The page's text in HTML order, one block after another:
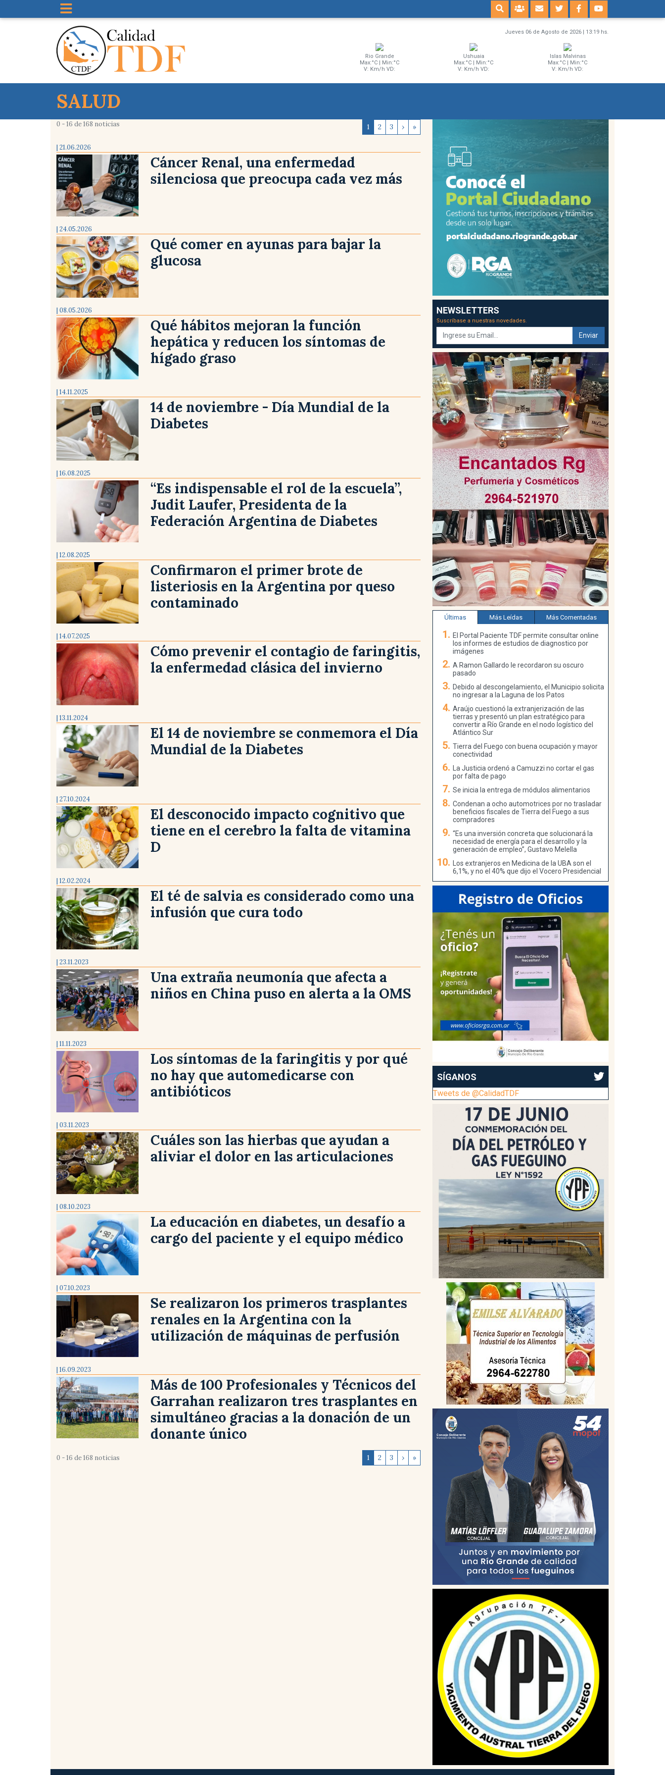
Jueves 06 de Agosto de 2026 | 13:19 hs.
Rio Grande
Max:°C | Min:°C
V: Km/h VD:
Ushuaia
Max:°C | Min:°C
V: Km/h VD:
Islas Malvinas
Max:°C | Min:°C
V: Km/h VD:
SALUD
0 - 16 de 168 noticias 1 2 3 › »
| 21.06.2026
Cáncer Renal, una enfermedad
silenciosa que preocupa cada vez más
| 24.05.2026
Qué comer en ayunas para bajar la
glucosa
| 08.05.2026
Qué hábitos mejoran la función
hepática y reducen los síntomas de
hígado graso
| 14.11.2025
14 de noviembre - Día Mundial de la
Diabetes
| 16.08.2025
“Es indispensable el rol de la escuela”,
Judit Laufer, Presidenta de la
Federación Argentina de Diabetes
| 12.08.2025
Confirmaron el primer brote de
listeriosis en la Argentina por queso
contaminado
| 14.07.2025
Cómo prevenir el contagio de faringitis,
la enfermedad clásica del invierno
| 13.11.2024
El 14 de noviembre se conmemora el Día
Mundial de la Diabetes
| 27.10.2024
El desconocido impacto cognitivo que
tiene en el cerebro la falta de vitamina
D
| 12.02.2024
El té de salvia es considerado como una
infusión que cura todo
| 23.11.2023
Una extraña neumonía que afecta a
niños en China puso en alerta a la OMS
| 11.11.2023
Los síntomas de la faringitis y por qué
no hay que automedicarse con
antibióticos
| 03.11.2023
Cuáles son las hierbas que ayudan a
aliviar el dolor en las articulaciones
| 08.10.2023
La educación en diabetes, un desafío a
cargo del paciente y el equipo médico
| 07.10.2023
Se realizaron los primeros trasplantes
renales en la Argentina con la
utilización de máquinas de perfusión
| 16.09.2023
Más de 100 Profesionales y Técnicos del
Garrahan realizaron tres trasplantes en
simultáneo gracias a la donación de un
donante único
0 - 16 de 168 noticias 1 2 3 › »
NEWSLETTERS
Suscríbase a nuestras novedades.
Enviar
Últimas Más Leídas Más Comentadas
El Portal Paciente TDF permite consultar online
los informes de estudios de diagnostico por
imágenes
A Ramon Gallardo le recordaron su oscuro
pasado
Debido al descongelamiento, el Municipio solicita
no ingresar a la Laguna de los Patos
Araújo cuestionó la extranjerización de las
tierras y presentó un plan estratégico para
convertir a Río Grande en el nodo logístico del
Atlántico Sur
Tierra del Fuego con buena ocupación y mayor
conectividad
La Justicia ordenó a Camuzzi no cortar el gas
por falta de pago
Se inicia la entrega de módulos alimentarios
Condenan a ocho automotrices por no trasladar
beneficios fiscales de Tierra del Fuego a sus
compradores
“Es una inversión concreta que solucionará la
necesidad de energía para el desarrollo y la
generación de empleo”, Gustavo Melella
Los extranjeros en Medicina de la UBA son el
6,1%, y no el 40% que dijo el Vocero Presidencial
SÍGANOS
Tweets de @CalidadTDF